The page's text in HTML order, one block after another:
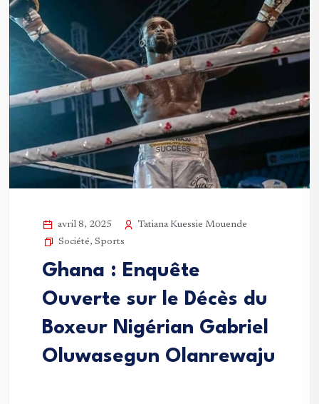
avril 8, 2025
Tatiana Kuessie Mouende
Société, Sports
Ghana : Enquête
Ouverte sur le Décès du
Boxeur Nigérian Gabriel
Oluwasegun Olanrewaju